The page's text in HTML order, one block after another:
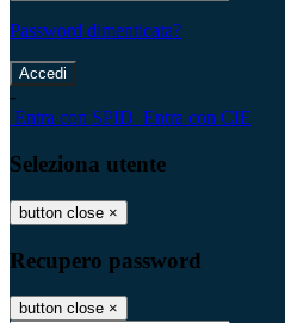
Password dimenticata?
-
Entra con SPID Entra con CIE
Seleziona utente
button close ×
Recupero password
button close ×